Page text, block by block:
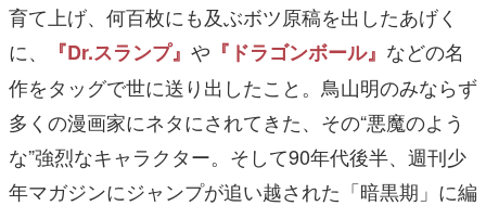
育て上げ、何百枚にも及ぶボツ原稿を出したあげく
に、
『Dr.スランプ』 や 『ドラゴンボール』 などの名
作をタッグで世に送り出したこと。鳥山明のみならず
多くの漫画家にネタにされてきた、その“悪魔のよう
な”強烈なキャラクター。そして90年代後半、週刊少
年マガジンにジャンプが追い越された「暗黒期」に編